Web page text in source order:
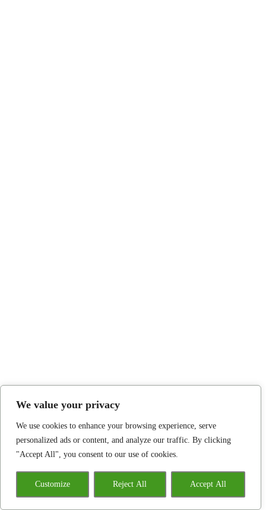
We value your privacy
We use cookies to enhance your browsing experience, serve
personalized ads or content, and analyze our traffic. By clicking
"Accept All", you consent to our use of cookies.
Customize Reject All Accept All